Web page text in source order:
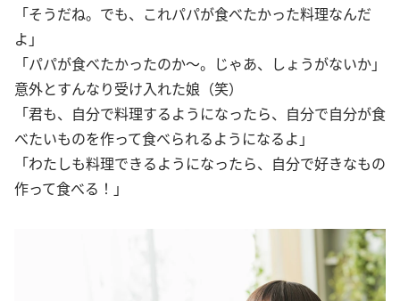
「そうだね。でも、これパパが食べたかった料理なんだ
よ」
「パパが食べたかったのか〜。じゃあ、しょうがないか」
意外とすんなり受け入れた娘（笑）
「君も、自分で料理するようになったら、自分で自分が食
べたいものを作って食べられるようになるよ」
「わたしも料理できるようになったら、自分で好きなもの
作って食べる！」